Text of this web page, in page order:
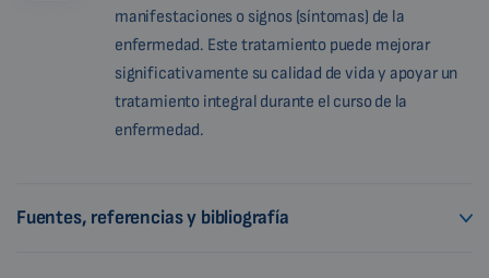
manifestaciones o signos (síntomas) de la
enfermedad. Este tratamiento puede mejorar
significativamente su calidad de vida y apoyar un
tratamiento integral durante el curso de la
enfermedad.
Fuentes, referencias y bibliografía